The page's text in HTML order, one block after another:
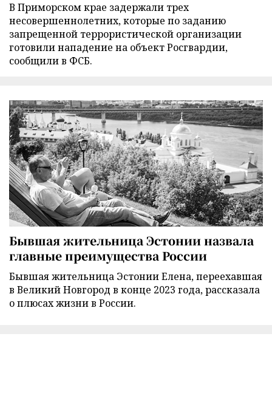
В Приморском крае задержали трех
несовершеннолетних, которые по заданию
запрещенной террористической организации
готовили нападение на объект Росгвардии,
сообщили в ФСБ.
Бывшая жительница Эстонии назвала
главные преимущества России
Бывшая жительница Эстонии Елена, переехавшая
в Великий Новгород в конце 2023 года, рассказала
о плюсах жизни в России.